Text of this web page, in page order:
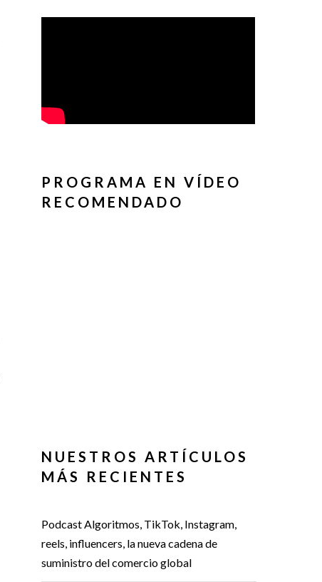
PROGRAMA EN VÍDEO
RECOMENDADO
NUESTROS ARTÍCULOS
MÁS RECIENTES
Podcast Algoritmos, TikTok, Instagram,
reels, influencers, la nueva cadena de
suministro del comercio global